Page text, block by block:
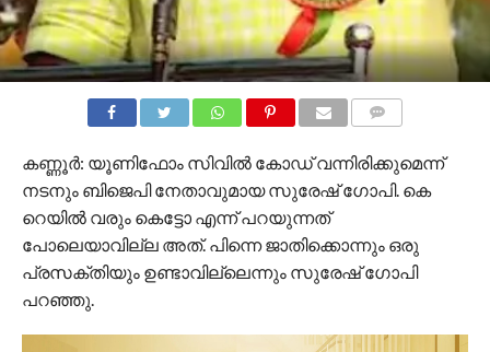
കണ്ണൂർ: യൂണിഫോം സിവിൽ കോഡ് വന്നിരിക്കുമെന്ന്
നടനും ബിജെപി നേതാവുമായ സുരേഷ് ഗോപി. കെ
റെയിൽ വരും കെട്ടോ എന്ന് പറയുന്നത്
പോലെയാവില്ല അത്. പിന്നെ ജാതിക്കൊന്നും ഒരു
പ്രസക്തിയും ഉണ്ടാവില്ലെന്നും സുരേഷ് ​ഗോപി
പറഞ്ഞു.